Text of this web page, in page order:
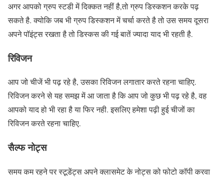
अगर आपको ग्रुप स्टडी में दिक्कत नहीं है,तो ग्रुप डिस्कशन करके पढ़
सकते है. क्योकि जब भी ग्रुप डिस्कशन में चर्चा करते है तो उस समय दूसरा
अपने पॉइंट्स रखता है तो डिस्कस की गई बातें ज्यादा याद भी रहती है.
रिविजन
आप जो चीजें भी पढ़ रहे है, उसका रिविजन लगातार करते रहना चाहिए.
रिविजन करने से यह समझ में आ जाता है कि आप जो कुछ भी पढ़ रहे है, वह
आपको याद हो भी रहा है या फिर नही. इसलिए हमेशा पढ़ी हुई चीजों का
रिविजन करते रहना चाहिए.
सैल्फ नोट्स
समय कम रहने पर स्टूडेंट्स अपने क्लासमेट के नोट्स को फोटो कॉपी करवा